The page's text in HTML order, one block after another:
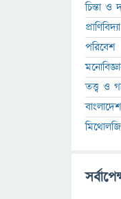
চিন্তা ও
প্রাণিবিদ্যা
পরিবেশ
তত্ত্ব ও
মিথোলজি